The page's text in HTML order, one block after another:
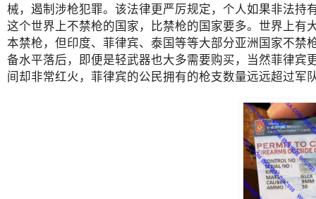
械，遏制涉枪犯罪。该法律更严厉规定，个人如果非法持
这个世界上不禁枪的国家，比禁枪的国家要多。世界上有
本禁枪，但印度、菲律宾、泰国等等大部分亚洲国家不
备水平落后，即便是轻武器也大多需要购买，当然菲律
间却非常红火，菲律宾的公民拥有的枪支数量远远超过军